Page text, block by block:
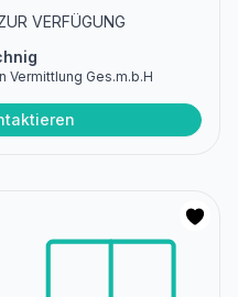
VERFÜGUNG
Vermittlung Ges.m.b.H